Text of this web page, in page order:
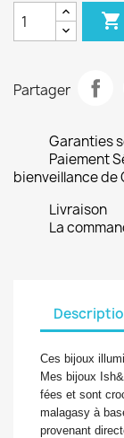

Partager
Garanties
Paiement
bienveillance de
Livraison
La
Ces bijoux
Mes bijoux
fées et sont
malagasy à
provenant